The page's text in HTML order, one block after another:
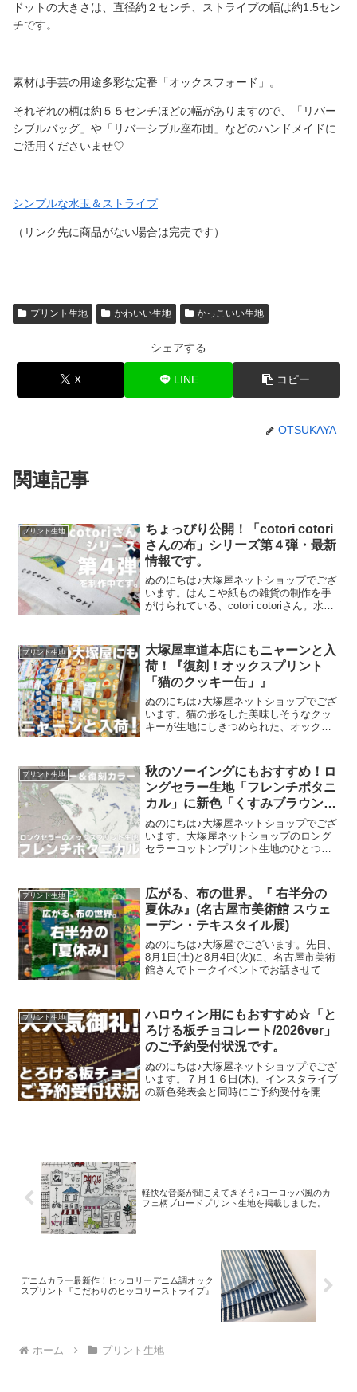
ドットの大きさは、直径約２センチ、ストライプの幅は約1.5セン
チです。
素材は手芸の用途多彩な定番「オックスフォード」。
それぞれの柄は約５５センチほどの幅がありますので、「リバー
シブルバッグ」や「リバーシブル座布団」などのハンドメイドに
ご活用くださいませ♡
シンプルな水玉＆ストライプ
（リンク先に商品がない場合は完売です）
プリント生地 かわいい生地 かっこいい生地
シェアする
X LINE コピー
OTSUKAYA
関連記事
プリント生地
ちょっぴり公開！「cotori cotori
さんの布」シリーズ第４弾・最新
情報です。
ぬのにちは♪大塚屋ネットショップでござ
います。はんこや紙もの雑貨の制作を手
がけられている、cotori cotoriさん。水彩
開されています。cotori cotori
プリント生地
大塚屋車道本店にもニャーンと入
荷！『復刻！オックスプリント
「猫のクッキー缶」』
ぬのにちは♪大塚屋ネットショップでござ
います。猫の形をした美味しそうなクッ
キーが生地にしきつめられた、オックス
した。ご予約をくださっていましたお客
様への発送が完了し、現
プリント生地
秋のソーイングにもおすすめ！ロ
ングセラー生地「フレンチボタニ
カル」に新色「くすみブラウン」
が登場！
ぬのにちは♪大塚屋ネットショップでござ
います。大塚屋ネットショップのロング
セラーコットンプリント生地のひとつ
た「ペールピンク」の再販が、この度決
定いたしました。2026
プリント生地
広がる、布の世界。『 右半分の
夏休み』(名古屋市美術館 スウェ
ーデン・テキスタイル展)
ぬのにちは♪大塚屋でございます。先日、
8月1日(土)と8月4日(火)に、名古屋市美術
館さんでトークイベントでお話させてい
客さまにご来場いただきましたことを御
礼申し上
プリント生地
ハロウィン用にもおすすめ☆「と
ろける板チョコレート/2026ver」
のご予約受付状況です。
ぬのにちは♪大塚屋ネットショップでござ
います。７月１６日(木)。インスタライブ
の新色発表会と同時にご予約受付を開始
軽快な音楽が聞こえてきそう♪ヨーロッパ風のカ
フェ柄ブロードプリント生地を掲載しました。
デニムカラー最新作！ヒッコリーデニム調オック
スプリント『こだわりのヒッコリーストライプ』
ホーム プリント生地